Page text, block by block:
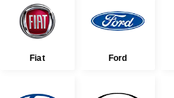
Fiat Ford